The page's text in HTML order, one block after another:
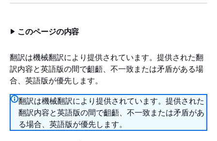
このページの内容
翻訳は機械翻訳により提供されています。提供された翻
訳内容と英語版の間で齟齬、不一致または矛盾がある場
合、英語版が優先します。
翻訳は機械翻訳により提供されています。提供された
翻訳内容と英語版の間で齟齬、不一致または矛盾があ
る場合、英語版が優先します。